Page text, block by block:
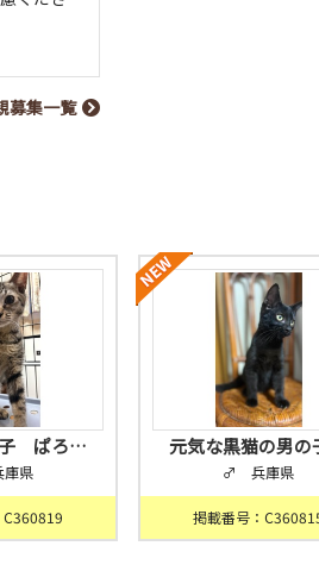
募集一覧
子 ぱろ…
県
元気な黒猫の男
♂ 兵庫県
掲載番号：